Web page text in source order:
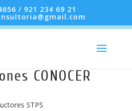
/ 921 234 69 21
CONOCER
STPS